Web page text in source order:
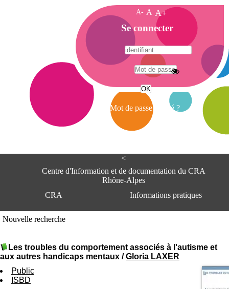
<
Centre d'Information et de documentation du CRA
Rhône-Alpes
CRA
Informations pratiques
Centre Hospitalier le Vinatier
bât 211
95, Bd Pinel
69678 Bron Cedex
Nouvelle recherche
Les troubles du comportement associés à l'autisme et
aux autres handicaps mentaux /Gloria LAXER
Public
ISBD
A- A A+
A
c
c
e
i
Se connecter
Mot de passe oublié ?
A
e
e
f
o